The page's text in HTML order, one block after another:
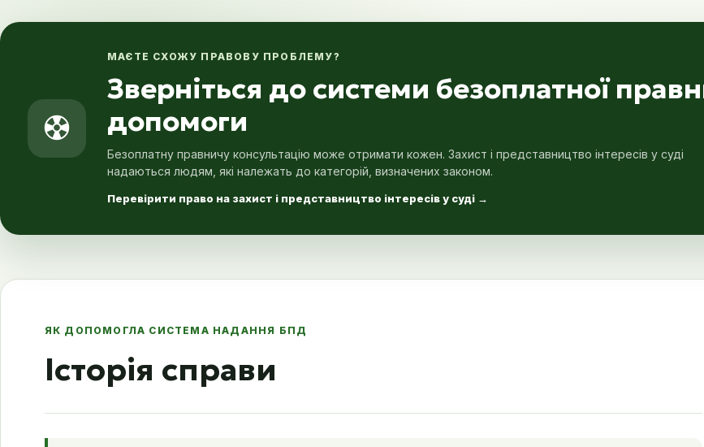
МАЄТЕ СХОЖУ ПРАВОВУ ПРОБЛЕМУ?
Зверніться до системи безоплатної
допомоги
Безоплатну правничу консультацію може отримати кожен. Захист і представництво інтересів у суді
надаються людям, які належать до категорій, визначених законом.
Перевірити право на захист і представництво інтересів у суді →
ЯК ДОПОМОГЛА СИСТЕМА НАДАННЯ БПД
Історія справи